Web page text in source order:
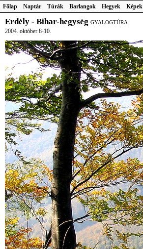
Főlap Naptár Túrák Barlangok Hegyek Képek
Erdély - Bihar-hegység GYALOGTÚRA
2004. október 8-10.